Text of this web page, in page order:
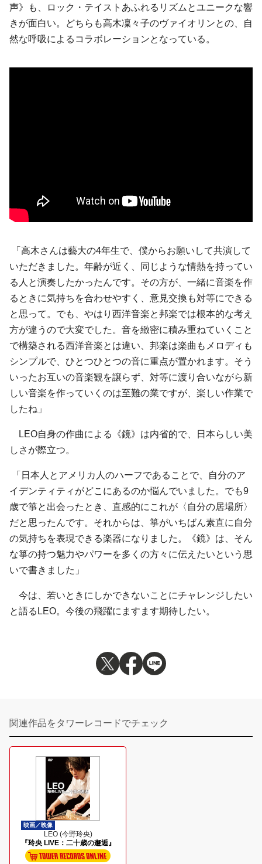
声》も、ロック・テイストあふれるリズムとユニークな響
きが面白い。どちらも高木凜々子のヴァイオリンとの、自
然な呼吸によるコラボレーションとなっている。
「高木さんは藝大の4年生で、僕からお願いして共演して
いただきました。年齢が近く、同じような情熱を持ってい
る人と演奏したかったんです。その方が、一緒に音楽を作
るときに気持ちを合わせやすく、意見交換も対等にできる
と思って。でも、やはり西洋音楽と邦楽では根本的な考え
方が違うので大変でした。音を緻密に積み重ねていくこと
で構築される西洋音楽とは違い、邦楽は楽曲もメロディも
シンプルで、ひとつひとつの音に重点が置かれます。そう
いったお互いの音楽観を譲らず、対等に渡り合いながら新
しい音楽を作っていくのは至難の業ですが、楽しい作業で
したね」
LEO自身の作曲による《鏡》は内省的で、日本らしい美
しさが際立つ。
「日本人とアメリカ人のハーフであることで、自分のア
イデンティティがどこにあるのか悩んでいました。でも9
歳で箏と出会ったとき、直感的にこれが〈自分の居場所〉
だと思ったんです。それからは、箏がいちばん素直に自分
の気持ちを表現できる楽器になりました。《鏡》は、そん
な箏の持つ魅力やパワーを多くの方々に伝えたいという思
いで書きました」
今は、若いときにしかできないことにチャレンジしたい
と語るLEO。今後の飛躍にますます期待したい。
関連作品をタワーレコードでチェック
映画／映像
LEO (今野玲央)
『玲央 LIVE：二十歳の邂逅』